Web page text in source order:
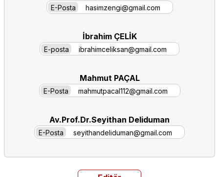
E-Posta hasimzengi@gmail.com
İbrahim ÇELİK
E-posta ibrahimceliksan@gmail.com
Mahmut PAÇAL
E-Posta mahmutpacal112@gmail.com
Av.Prof.Dr.Seyithan Deliduman
E-Posta seyithandeliduman@gmail.com